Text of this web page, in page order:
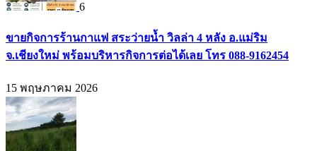
6
ขายกิจการร้านกาแฟ สระว่ายน้ำ วิลล่า 4 หลัง อ.แม่ริม
จ.เชียงใหม่ พร้อมบริหารกิจการต่อได้เลย โทร 088-9162454
15 พฤษภาคม 2026